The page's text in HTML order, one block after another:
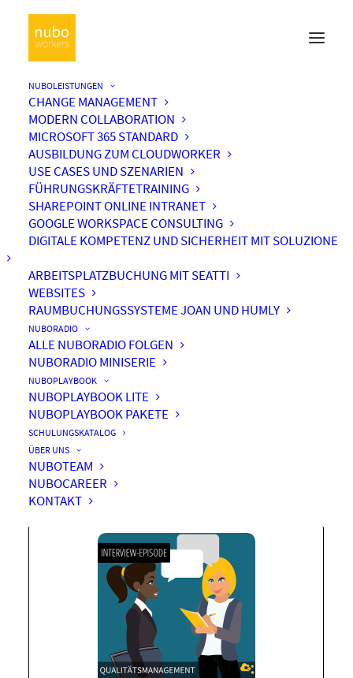
NUBOLEISTUNGEN
CHANGE MANAGEMENT
MODERN COLLABORATION
MICROSOFT 365 STANDARD
AUSBILDUNG ZUM CLOUDWORKER
USE CASES UND SZENARIEN
FÜHRUNGSKRÄFTETRAINING
SHAREPOINT ONLINE INTRANET
GOOGLE WORKSPACE CONSULTING
DIGITALE KOMPETENZ UND SICHERHEIT MIT SOLUZIONE
ARBEITSPLATZBUCHUNG MIT SEATTI
WEBSITES
RAUMBUCHUNGSSYSTEME JOAN UND HUMLY
NUBORADIO
ALLE NUBORADIO FOLGEN
NUBORADIO MINISERIE
NUBOPLAYBOOK
NUBOPLAYBOOK LITE
NUBOPLAYBOOK PAKETE
SCHULUNGSKATALOG
ÜBER UNS
NUBOTEAM
NUBOCAREER
KONTAKT
Qualitätsmanagement &
Management System